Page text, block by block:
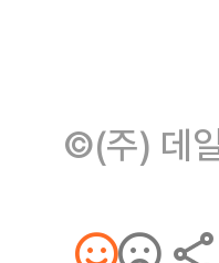
©(주) 데